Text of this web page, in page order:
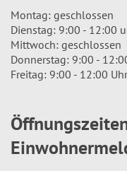
Montag: geschlossen
Dienstag: 9:00 - 12:00
Mittwoch: geschlossen
Donnerstag: 9:00 -
Freitag: 9:00 - 12:00 Uhr